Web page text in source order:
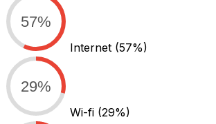
57%
Internet (57%)
29%
Wi-fi (29%)